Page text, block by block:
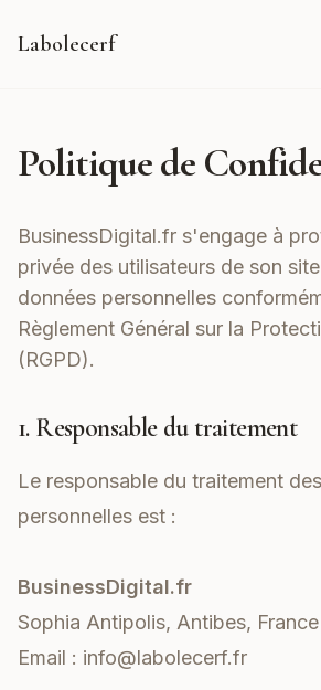
Labolecerf
Politique de
BusinessDigital.fr s'engage à
privée des utilisateurs de son
données personnelles
Règlement Général sur la
(RGPD).
1. Responsable du traitement
Le responsable du traitement
personnelles est :
BusinessDigital.fr
Sophia Antipolis, Antibes, France
Email : info@labolecerf.fr